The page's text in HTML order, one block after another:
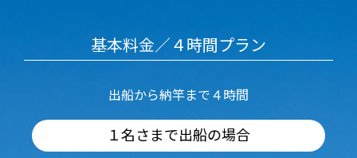
基本料金／４時間プラン
出船から納竿まで４時間
１名さまで出船の場合